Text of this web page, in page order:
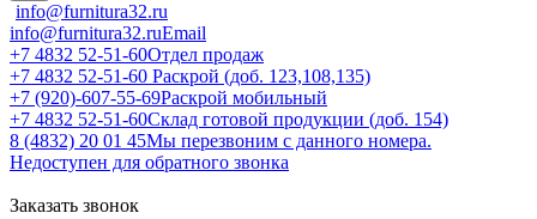
info@furnitura32.ru
info@furnitura32.ruEmail
+7 4832 52-51-60Отдел продаж
+7 4832 52-51-60 Раскрой (доб. 123,108,135)
+7 (920)-607-55-69Раскрой мобильный
+7 4832 52-51-60Склад готовой продукции (доб. 154)
8 (4832) 20 01 45Мы перезвоним с данного номера.
Недоступен для обратного звонка
Заказать звонок